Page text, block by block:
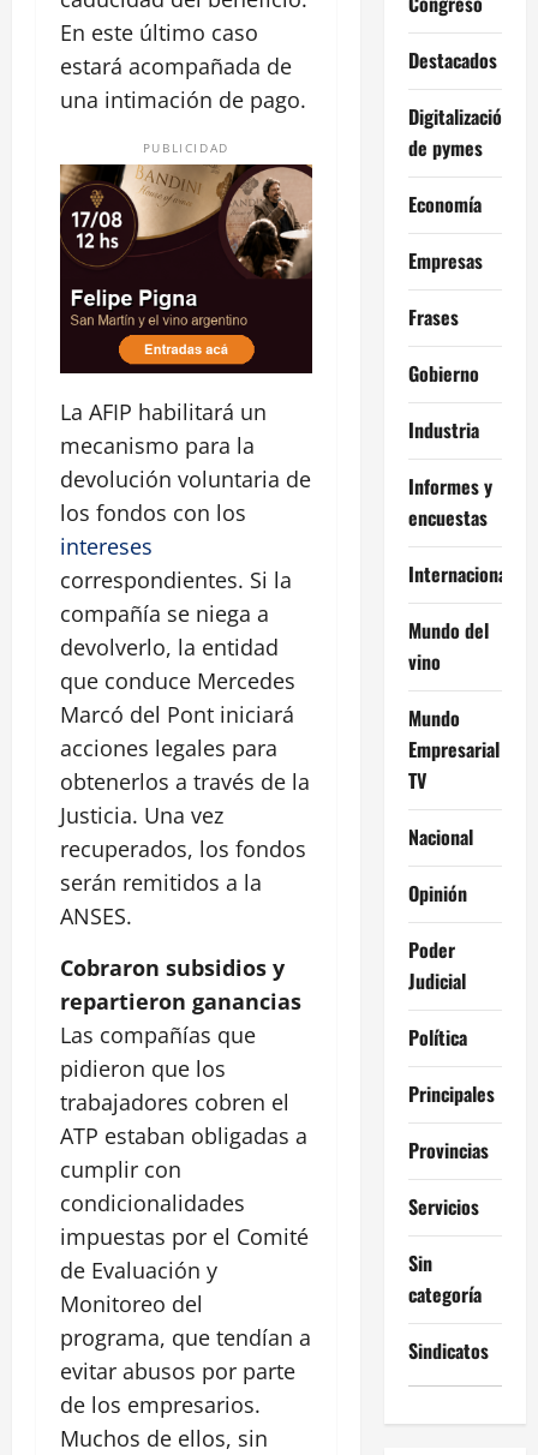
En este último caso
estará acompañada de
una intimación de pago.
PUBLICIDAD
La AFIP habilitará un
mecanismo para la
devolución voluntaria de
los fondos con los
intereses
correspondientes. Si la
compañía se niega a
devolverlo, la entidad
que conduce Mercedes
Marcó del Pont iniciará
acciones legales para
obtenerlos a través de la
Justicia. Una vez
recuperados, los fondos
serán remitidos a la
ANSES.
Cobraron subsidios y
repartieron ganancias
Las compañías que
pidieron que los
trabajadores cobren el
ATP estaban obligadas a
cumplir con
condicionalidades
impuestas por el Comité
de Evaluación y
Monitoreo del
programa, que tendían a
evitar abusos por parte
de los empresarios.
Muchos de ellos, sin
Destacados
Digitalización
de pymes
Economía
Empresas
Frases
Gobierno
Industria
Informes y
encuestas
Internacional
Mundo del
vino
Mundo
Empresarial
TV
Nacional
Opinión
Poder
Judicial
Política
Principales
Provincias
Servicios
Sin
categoría
Sindicatos